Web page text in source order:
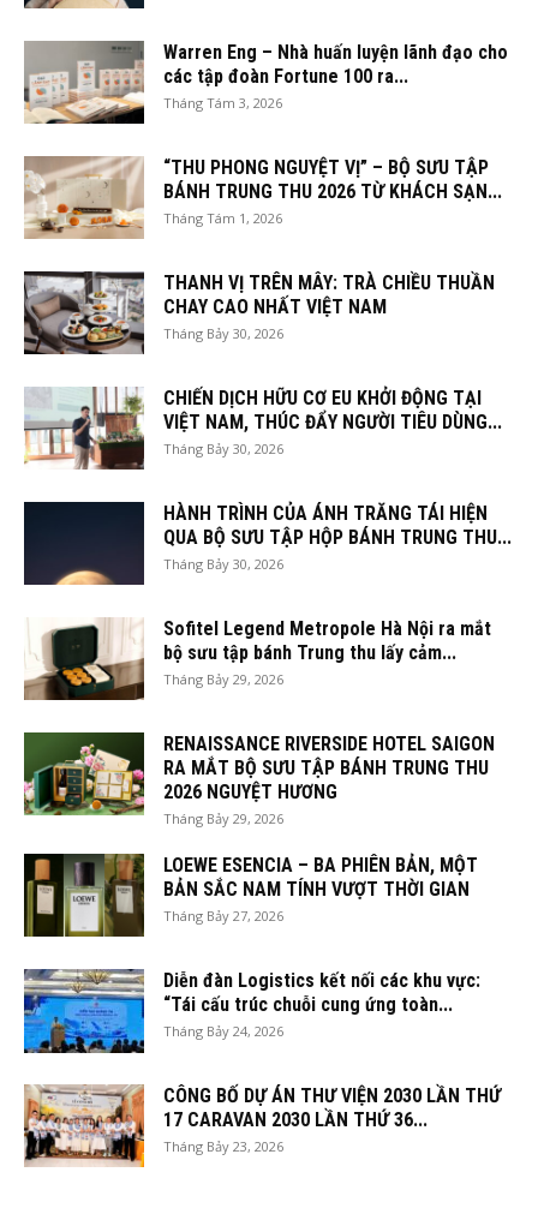
Warren Eng – Nhà huấn luyện lãnh đạo cho
các tập đoàn Fortune 100 ra...
Tháng Tám 3, 2026
“THU PHONG NGUYỆT VỊ” – BỘ SƯU TẬP
BÁNH TRUNG THU 2026 TỪ KHÁCH SẠN...
Tháng Tám 1, 2026
THANH VỊ TRÊN MÂY: TRÀ CHIỀU THUẦN
CHAY CAO NHẤT VIỆT NAM
Tháng Bảy 30, 2026
CHIẾN DỊCH HỮU CƠ EU KHỞI ĐỘNG TẠI
VIỆT NAM, THÚC ĐẨY NGƯỜI TIÊU DÙNG...
Tháng Bảy 30, 2026
HÀNH TRÌNH CỦA ÁNH TRĂNG TÁI HIỆN
QUA BỘ SƯU TẬP HỘP BÁNH TRUNG THU...
Tháng Bảy 30, 2026
Sofitel Legend Metropole Hà Nội ra mắt
bộ sưu tập bánh Trung thu lấy cảm...
Tháng Bảy 29, 2026
RENAISSANCE RIVERSIDE HOTEL SAIGON
RA MẮT BỘ SƯU TẬP BÁNH TRUNG THU
2026 NGUYỆT HƯƠNG
Tháng Bảy 29, 2026
LOEWE ESENCIA – BA PHIÊN BẢN, MỘT
BẢN SẮC NAM TÍNH VƯỢT THỜI GIAN
Tháng Bảy 27, 2026
Diễn đàn Logistics kết nối các khu vực:
“Tái cấu trúc chuỗi cung ứng toàn...
Tháng Bảy 24, 2026
CÔNG BỐ DỰ ÁN THƯ VIỆN 2030 LẦN THỨ
17 CARAVAN 2030 LẦN THỨ 36...
Tháng Bảy 23, 2026